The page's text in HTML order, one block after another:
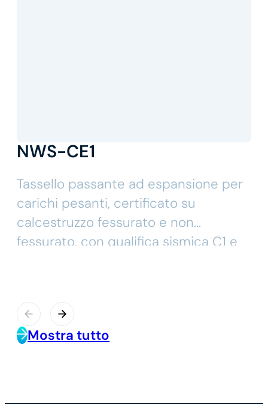
NWS-CE1
Tassello passante ad espansione per
carichi pesanti, certificato su
calcestruzzo fessurato e non
fessurato, con qualifica sismica C1 e
Mostra tutto